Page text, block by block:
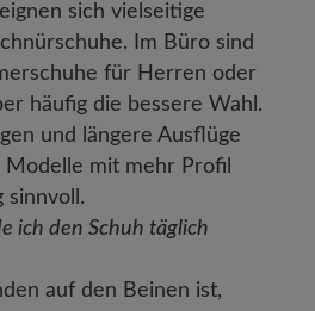
sich vielseitige
Im Büro sind
für Herren oder
häufig die bessere Wahl.
und längere Ausflüge
Modelle mit mehr Profil
sinnvoll.
ich den Schuh täglich
auf den Beinen ist,